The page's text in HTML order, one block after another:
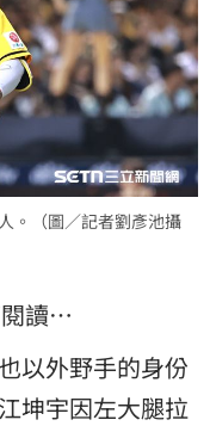
。（圖／記者劉彥池攝
閱讀…
以外野手的身份
坤宇因左大腿拉